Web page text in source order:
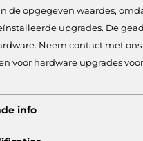
de opgegeven waardes,
upgrades. De
Neem contact met
voor hardware upgrades
info